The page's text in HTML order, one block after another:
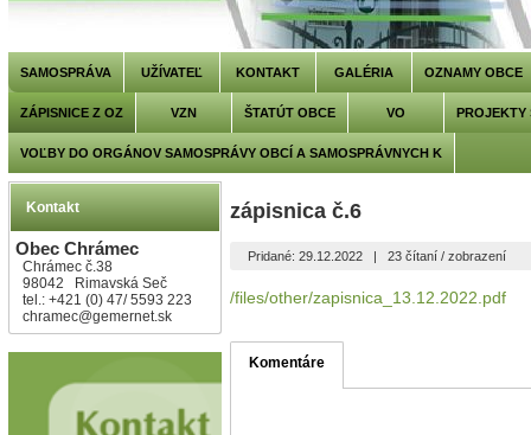
SAMOSPRÁVA UŽÍVATEĽ KONTAKT GALÉRIA OZNAMY OBCE
ZÁPISNICE Z OZ VZN ŠTATÚT OBCE VO PROJEKTY
VOĽBY DO ORGÁNOV SAMOSPRÁVY OBCÍ A SAMOSPRÁVNYCH K
Kontakt
Obec Chrámec
Chrámec č.38
98042 Rimavská Seč
tel.: +421 (0) 47/ 5593 223
chramec@gemernet.sk
zápisnica č.6
Pridané: 29.12.2022 |23 čítaní / zobrazení
/files/other/zapisnica_13.12.2022.pdf
Komentáre